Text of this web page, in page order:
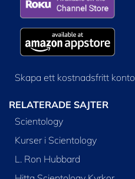
Skapa ett kostnadsfritt konto
RELATERADE SAJTER
Scientology
Kurser i Scientology
L. Ron Hubbard